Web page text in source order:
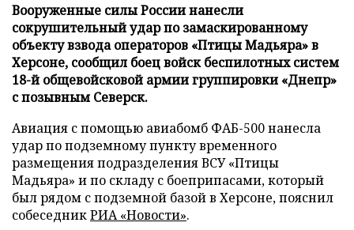
Вооруженные силы России нанесли
сокрушительный удар по замаскированному
объекту взвода операторов «Птицы Мадьяра» в
Херсоне, сообщил боец войск беспилотных систем
18-й общевойсковой армии группировки «Днепр»
с позывным Северск.
Авиация с помощью авиабомб ФАБ-500 нанесла
удар по подземному пункту временного
размещения подразделения ВСУ «Птицы
Мадьяра» и по складу с боеприпасами, который
был рядом с подземной базой в Херсоне, пояснил
собеседникРИА «Новости».